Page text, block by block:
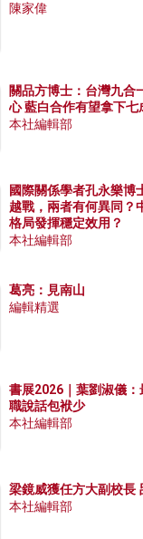
陳家偉
關品方博士：台灣九合
心 藍白合作有望拿下七
本社編輯部
國際關係學者孔永樂博
越戰，兩者有何異同？
格局發揮穩定效用？
本社編輯部
葛亮：見南山
編輯精選
書展2026｜葉劉淑儀
職說話包袱少
本社編輯部
梁鏡威獲任方大副校長
本社編輯部